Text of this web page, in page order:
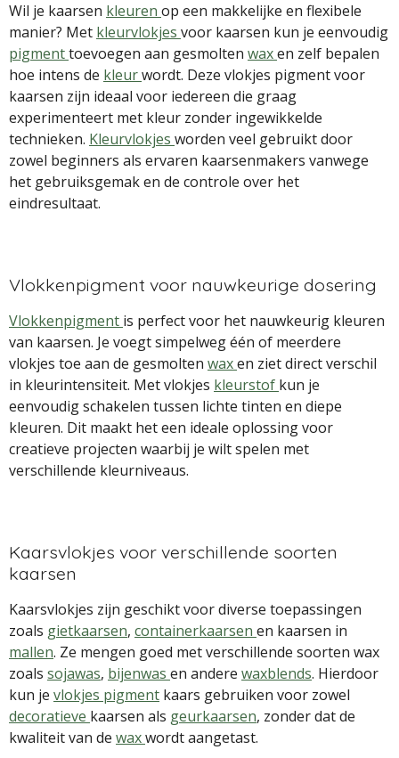
Wil je kaarsen kleuren op een makkelijke en flexibele
manier? Met kleurvlokjes voor kaarsen kun je eenvoudig
pigmenttoevoegen aan gesmolten waxen zelf bepalen
hoe intens de kleurwordt. Deze vlokjes pigment voor
kaarsen zijn ideaal voor iedereen die graag
experimenteert met kleur zonder ingewikkelde
technieken. Kleurvlokjes worden veel gebruikt door
zowel beginners als ervaren kaarsenmakers vanwege
het gebruiksgemak en de controle over het
eindresultaat.
Vlokkenpigment voor nauwkeurige dosering
Vlokkenpigment is perfect voor het nauwkeurig kleuren
van kaarsen. Je voegt simpelweg één of meerdere
vlokjes toe aan de gesmolten waxen ziet direct verschil
in kleurintensiteit. Met vlokjes kleurstof kun je
eenvoudig schakelen tussen lichte tinten en diepe
kleuren. Dit maakt het een ideale oplossing voor
creatieve projecten waarbij je wilt spelen met
verschillende kleurniveaus.
Kaarsvlokjes voor verschillende soorten
kaarsen
Kaarsvlokjes zijn geschikt voor diverse toepassingen
zoals gietkaarsen, containerkaarsen en kaarsen in
mallen. Ze mengen goed met verschillende soorten wax
zoals sojawas, bijenwas en andere waxblends. Hierdoor
kun je vlokjes pigment kaars gebruiken voor zowel
decoratieve kaarsen als geurkaarsen, zonder dat de
kwaliteit van de waxwordt aangetast.